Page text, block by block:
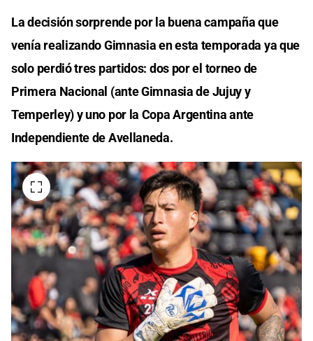
La decisión sorprende por la buena campaña que
venía realizando Gimnasia en esta temporada ya que
solo perdió tres partidos: dos por el torneo de
Primera Nacional (ante Gimnasia de Jujuy y
Temperley) y uno por la Copa Argentina ante
Independiente de Avellaneda.